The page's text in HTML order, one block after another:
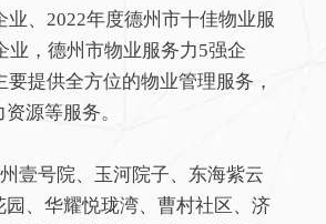
、2022年度德州市十佳物业服
业，德州市物业服务力5强企
提供全方位的物业管理服务，
源等服务。
壹号院、玉河院子、东海紫云
、华耀悦珑湾、曹村社区、济